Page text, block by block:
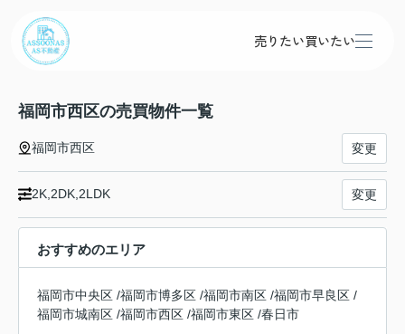
売りたい買いたい
福岡市西区の売買物件一覧
福岡市西区 変更
2K,2DK,2LDK 変更
おすすめのエリア
福岡市中央区 /福岡市博多区 /福岡市南区 /福岡市早良区 /
福岡市城南区 /福岡市西区 /福岡市東区 /春日市